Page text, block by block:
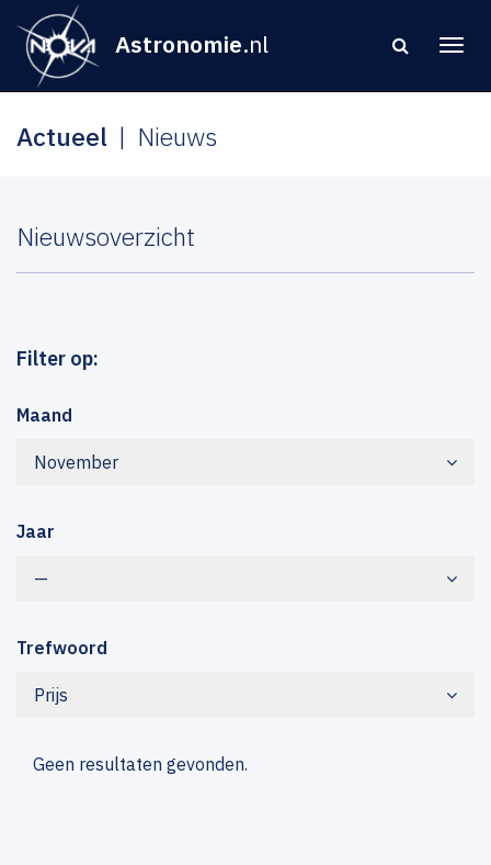
Astronomie.nl
Actueel Nieuws
Nieuwsoverzicht
Filter op:
Maand
November
Jaar
—
Trefwoord
Prijs
Geen resultaten gevonden.